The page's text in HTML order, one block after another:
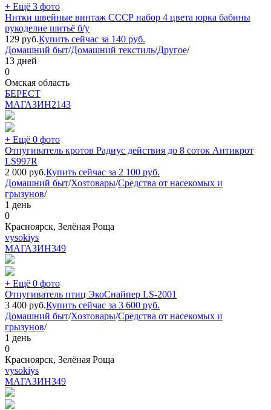
+ Ещё 3 фото
Нитки швейные винтаж СССР набор 4 цвета юрка бабины
рукоделие шитьё б/у
129 руб.Купить сейчас за 140 руб.
Домашний быт/Домашний текстиль/Другое/
13 дней
0
Омская область
БEPECT
МАГАЗИН2143
+ Ещё 0 фото
Отпугиватель кротов Радиус действия до 8 соток Антикрот
LS997R
2 000 руб.Купить сейчас за 2 100 руб.
Домашний быт/Хозтовары/Средства от насекомых и
грызунов/
1 день
0
Красноярск, Зелёная Роща
vysokiys
МАГАЗИН349
+ Ещё 0 фото
Отпугиватель птиц ЭкоСнайпер LS-2001
3 400 руб.Купить сейчас за 3 600 руб.
Домашний быт/Хозтовары/Средства от насекомых и
грызунов/
1 день
0
Красноярск, Зелёная Роща
vysokiys
МАГАЗИН349